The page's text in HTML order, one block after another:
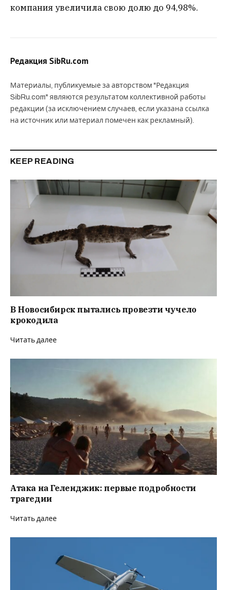
компания увеличила свою долю до 94,98%.
Редакция SibRu.com
Материалы, публикуемые за авторством "Редакция
SibRu.com" являются результатом коллективной работы
редакции (за исключением случаев, если указана ссылка
на источник или материал помечен как рекламный).
KEEP READING
В Новосибирск пытались провезти чучело
крокодила
Читать далее
Атака на Геленджик: первые подробности
трагедии
Читать далее